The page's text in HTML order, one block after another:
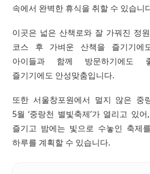
속에서 완벽한 휴식을 취할 수 있습니
이곳은 넓은 산책로와 잘 가꿔진 정
코스 후 가벼운 산책을 즐기기에
아이들과 함께 방문하기에도
즐기기에도 안성맞춤입니다.
또한 서울창포원에서 멀지 않은 중
5월 ‘중랑천 별빛축제’가 열리고 있
즐기고 밤에는 빛으로 수놓인 축제
하루를 계획할 수 있습니다.